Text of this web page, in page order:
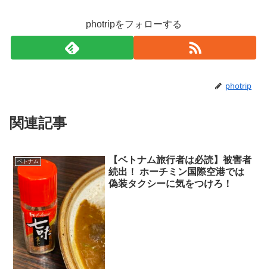
photripをフォローする
photrip
関連記事
ベトナム
【ベトナム旅行者は必読】被害者
続出！ ホーチミン国際空港では
偽装タクシーに気をつけろ！